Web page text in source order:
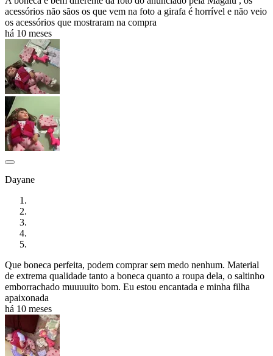
acessórios não sãos os que vem na foto a girafa é horrível e não veio
os acessórios que mostraram na compra
há 10 meses
Dayane
Que boneca perfeita, podem comprar sem medo nenhum. Material
de extrema qualidade tanto a boneca quanto a roupa dela, o saltinho
emborrachado muuuuito bom. Eu estou encantada e minha filha
apaixonada
há 10 meses